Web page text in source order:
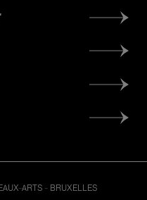
ARTS - BRUXELLES